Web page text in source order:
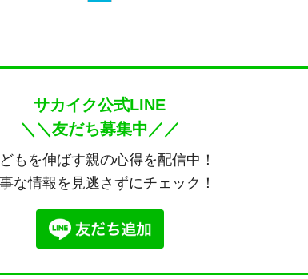
サカイク公式LINE
＼＼友だち募集中／／
もを伸ばす親の心得を配信中！
な情報を見逃さずにチェック！